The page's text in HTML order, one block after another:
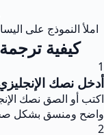
املأ النموذج على
كيفية ترجمة
1
أدخل نصك
اكتب أو الصق نصك
واضح ومنسق بشكل
2